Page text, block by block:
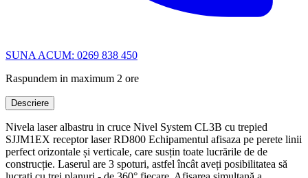
SUNA ACUM: 0269 838 450
Raspundem in maximum 2 ore
Descriere
Nivela laser albastru in cruce Nivel System CL3B cu trepied
SJJM1EX receptor laser RD800 Echipamentul afisaza pe perete linii
perfect orizontale și verticale, care susțin toate lucrările de de
construcție. Laserul are 3 spoturi, astfel încât aveți posibilitatea să